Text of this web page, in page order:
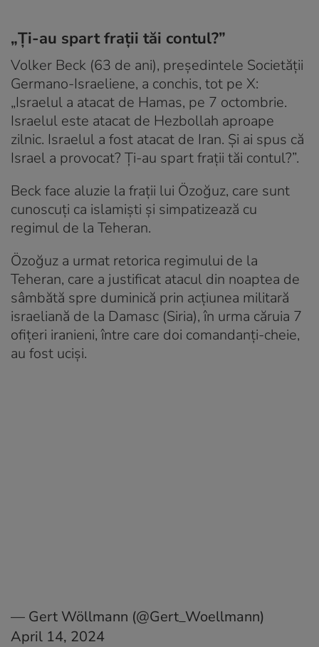
„Ți-au spart frații tăi contul?”
Volker Beck (63 de ani), președintele Societății
Germano-Israeliene, a conchis, tot pe X:
„Israelul a atacat de Hamas, pe 7 octombrie.
Israelul este atacat de Hezbollah aproape
zilnic. Israelul a fost atacat de Iran. Și ai spus că
Israel a provocat? Ți-au spart frații tăi contul?”.
Beck face aluzie la frații lui Özoğuz, care sunt
cunoscuți ca islamiști și simpatizează cu
regimul de la Teheran.
Özoğuz a urmat retorica regimului de la
Teheran, care a justificat atacul din noaptea de
sâmbătă spre duminică prin acțiunea militară
israeliană de la Damasc (Siria), în urma căruia 7
ofițeri iranieni, între care doi comandanți-cheie,
au fost uciși.
— Gert Wöllmann (@Gert_Woellmann)
April 14, 2024